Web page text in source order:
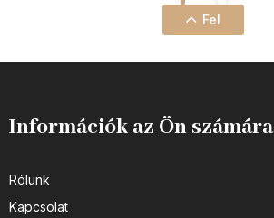
Fel
Információk az Ön számára
Rólunk
Kapcsolat